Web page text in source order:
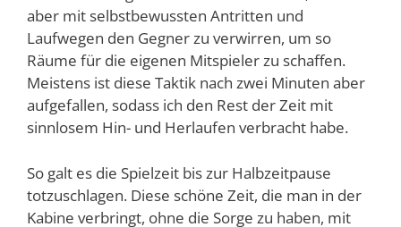
aber mit selbstbewussten Antritten und
Laufwegen den Gegner zu verwirren, um so
Räume für die eigenen Mitspieler zu schaffen.
Meistens ist diese Taktik nach zwei Minuten aber
aufgefallen, sodass ich den Rest der Zeit mit
sinnlosem Hin- und Herlaufen verbracht habe.
So galt es die Spielzeit bis zur Halbzeitpause
totzuschlagen. Diese schöne Zeit, die man in der
Kabine verbringt, ohne die Sorge zu haben, mit